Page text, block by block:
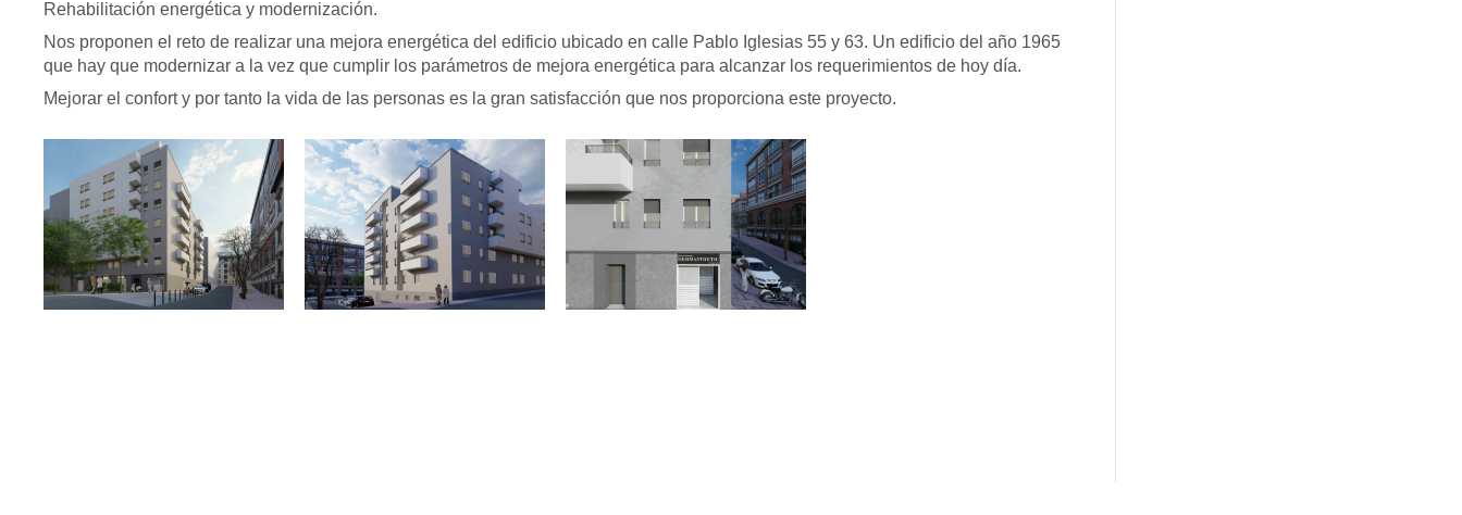
Rehabilitación energética y modernización.
Nos proponen el reto de realizar una mejora energética del edificio ubicado en calle Pablo Iglesias 55 y 63. Un edificio del año 1965
que hay que modernizar a la vez que cumplir los parámetros de mejora energética para alcanzar los requerimientos de hoy día.
Mejorar el confort y por tanto la vida de las personas es la gran satisfacción que nos proporciona este proyecto.